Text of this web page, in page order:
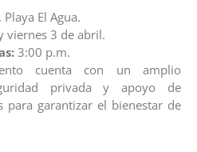
El Agua.
viernes 3 de abril.
3:00 p.m.
cuenta con un amplio
privada y apoyo de
para garantizar el bienestar de